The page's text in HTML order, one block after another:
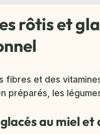
rôtis et
fibres et des
préparés, les
au miel et